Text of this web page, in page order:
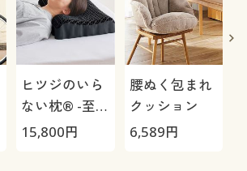
ヒツジのいら
ない枕® -至
極-
15,800円
腰ぬく包まれ
クッション
6,589円